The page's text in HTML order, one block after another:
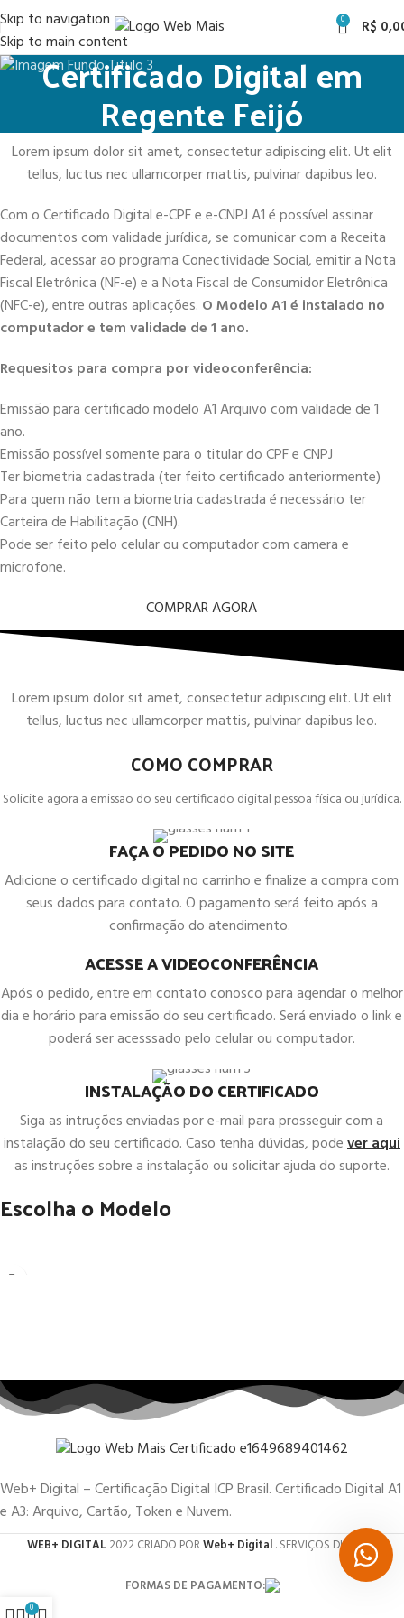
Skip to navigation
Skip to main content
0 R$
Certificado Digital em
Regente Feijó
Lorem ipsum dolor sit amet, consectetur adipiscing elit. Ut elit
tellus, luctus nec ullamcorper mattis, pulvinar dapibus leo.
Com o Certificado Digital e-CPF e e-CNPJ A1 é possível assinar
documentos com validade jurídica, se comunicar com a Receita
Federal, acessar ao programa Conectividade Social, emitir a Nota
Fiscal Eletrônica (NF-e) e a Nota Fiscal de Consumidor Eletrônica
(NFC-e), entre outras aplicações. O Modelo A1 é instalado no
computador e tem validade de 1 ano.
Requesitos para compra por videoconferência:
Emissão para certificado modelo A1 Arquivo com validade de 1
ano.
Emissão possível somente para o titular do CPF e CNPJ
Ter biometria cadastrada (ter feito certificado anteriormente)
Para quem não tem a biometria cadastrada é necessário ter
Carteira de Habilitação (CNH).
Pode ser feito pelo celular ou computador com camera e
microfone.
COMPRAR AGORA
Lorem ipsum dolor sit amet, consectetur adipiscing elit. Ut elit
tellus, luctus nec ullamcorper mattis, pulvinar dapibus leo.
COMO COMPRAR
Solicite agora a emissão do seu certificado digital pessoa física ou jurídica.
FAÇA O PEDIDO NO SITE
Adicione o certificado digital no carrinho e finalize a compra com
seus dados para contato. O pagamento será feito após a
confirmação do atendimento.
ACESSE A VIDEOCONFERÊNCIA
Após o pedido, entre em contato conosco para agendar o melhor
dia e horário para emissão do seu certificado. Será enviado o link e
poderá ser acesssado pelo celular ou computador.
INSTALAÇÃO DO CERTIFICADO
Siga as intruções enviadas por e-mail para prosseguir com a
instalação do seu certificado. Caso tenha dúvidas, podever aqui
as instruções sobre a instalação ou solicitar ajuda do suporte.
Escolha o Modelo
Web+ Digital – Certificação Digital ICP Brasil. Certificado Digital A1
e A3: Arquivo, Cartão, Token e Nuvem.
WEB+ DIGITAL 2022 CRIADO PORWeb+ Digital. SERVIÇOS DIGITAIS.
FORMAS DE PAGAMENTO:
0